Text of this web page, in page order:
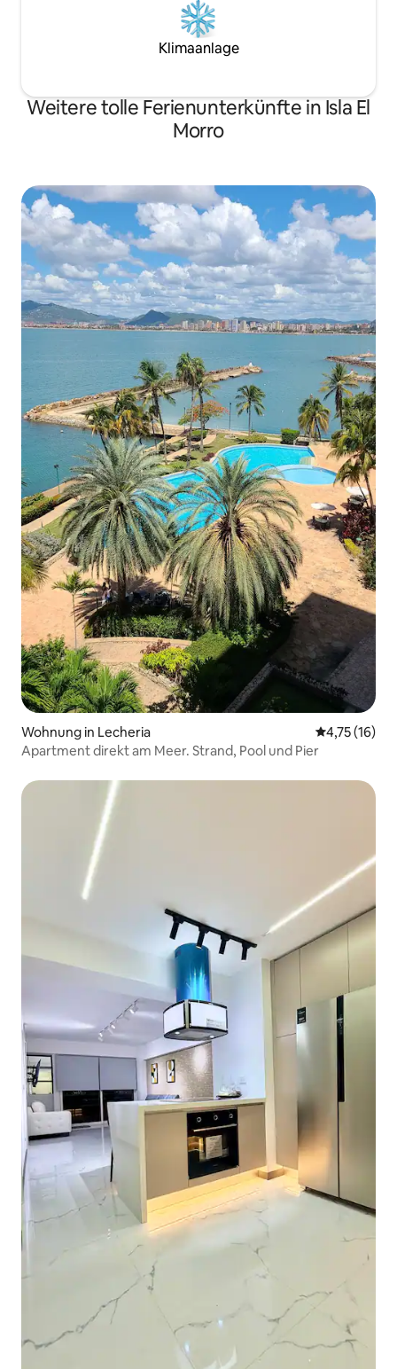
Klimaanlage
Weitere tolle Ferienunterkünfte in Isla El
Morro
Wohnung in Lecheria
4,75 (16)
Apartment direkt am Meer. Strand, Pool und Pier